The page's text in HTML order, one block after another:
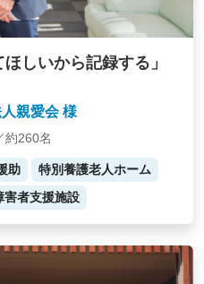
しいから記録する」
親愛会 様
約260名
助
特別養護老人ホーム
害者支援施設